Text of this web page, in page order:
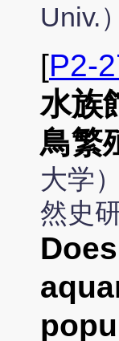
Univ.
[P2-
水族
鳥繁
大学
然史